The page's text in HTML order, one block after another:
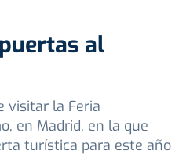
al
visitar la Feria
en Madrid, en la que
turística para este año